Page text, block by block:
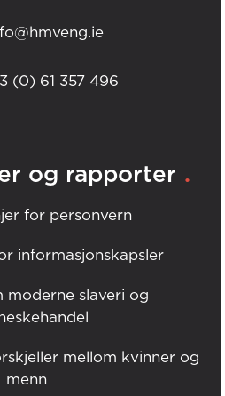
(0) 61 357 496
og rapporter .
for personvern
informasjonskapsler
moderne slaveri og
mellom kvinner og
menn